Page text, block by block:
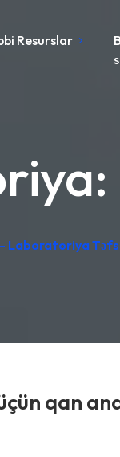
Resurslar
Laboratoriya
qan